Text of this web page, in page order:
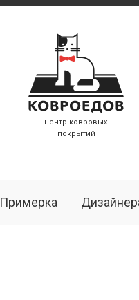
центр ковровых
покрытий
Примерка